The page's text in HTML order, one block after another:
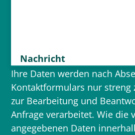
Nachricht
Ihre Daten werden nach
Kontaktformulars nur streng
zur Bearbeitung und
Anfrage verarbeitet. Wie die
angegebenen Daten